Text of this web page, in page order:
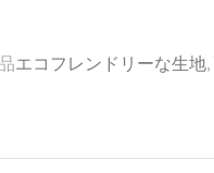
エコフレンドリーな生地,